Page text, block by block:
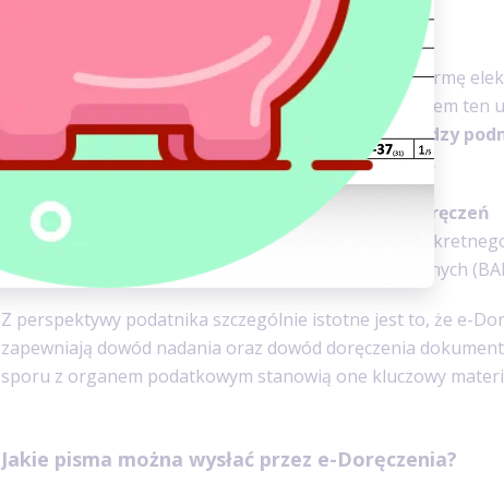
Od 2026 roku e-Doręczenia stanowią podstawową formę
komunikacji z organami administracji publicznej. System ten
przesyłanie dokumentów elektronicznych pomiędzy
publicznymi a obywatelami lub przedsiębiorcami.
Każdy użytkownik systemu posiada tzw.
adres do doręczeń
elektronicznych (ADE)
, który jest przypisany do
i znajduje się w publicznej Bazie Adresów Elektronicznych
Z perspektywy podatnika szczególnie istotne jest to, że e-
zapewniają dowód nadania oraz dowód doręczenia
sporu z organem podatkowym stanowią one kluczowy
Jakie pisma można wysłać przez e-Doręczenia?